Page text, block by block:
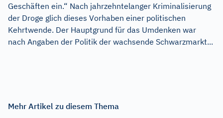
Geschäften ein.“ Nach jahrzehntelanger Kriminalisierung
der Droge glich dieses Vorhaben einer politischen
Kehrtwende. Der Hauptgrund für das Umdenken war
nach Angaben der Politik der wachsende Schwarzmarkt...
Mehr Artikel zu diesem Thema